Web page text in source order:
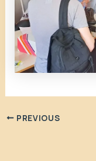
PREVIOUS